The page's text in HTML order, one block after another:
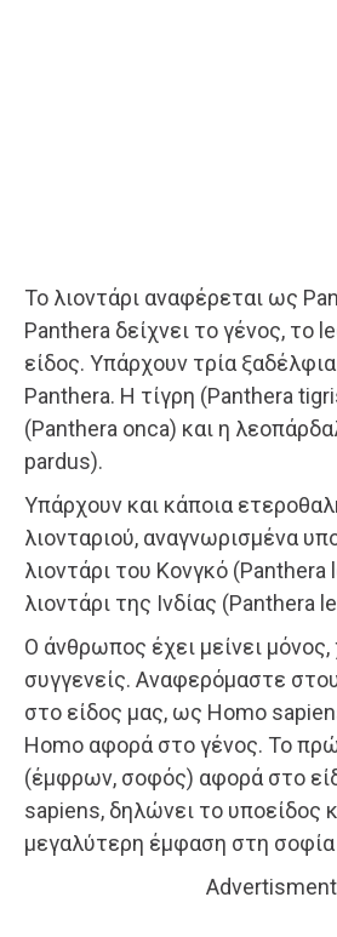
Το λιοντάρι αναφέρεται ως
Panthera δείχνει το γένος, το
είδος. Υπάρχουν τρία
Panthera. Η τίγρη (Panthera
(Panthera onca) και η
pardus).
Υπάρχουν και κάποια
λιονταριού, αναγνωρισμένα
λιοντάρι του Κονγκό
λιοντάρι της Ινδίας (Panthera
Ο άνθρωπος έχει μείνει
συγγενείς. Αναφερόμαστε
στο είδος μας, ως Homo
Homo αφορά στο γένος. Το
(έμφρων, σοφός) αφορά στο
sapiens, δηλώνει το υποείδος
μεγαλύτερη έμφαση στη σοφία
Advertisment